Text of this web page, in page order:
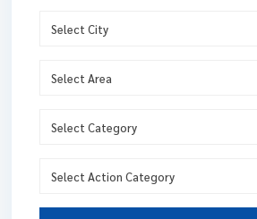
Select City
Select Area
Select Category
Select Action Category